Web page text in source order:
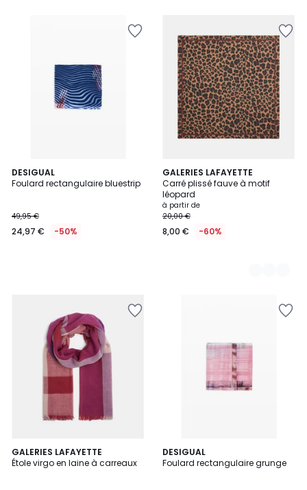
DESIGUAL
Foulard rectangulaire bluestrip
49,95 €
24,97 € -50%
GALERIES LAFAYETTE
Carré plissé fauve à motif
léopard
à partir de
20,00 €
8,00 € -60%
3
Couleurs
GALERIES LAFAYETTE
Étole virgo en laine à carreaux
3
Couleurs
DESIGUAL
Foulard rectangulaire grunge